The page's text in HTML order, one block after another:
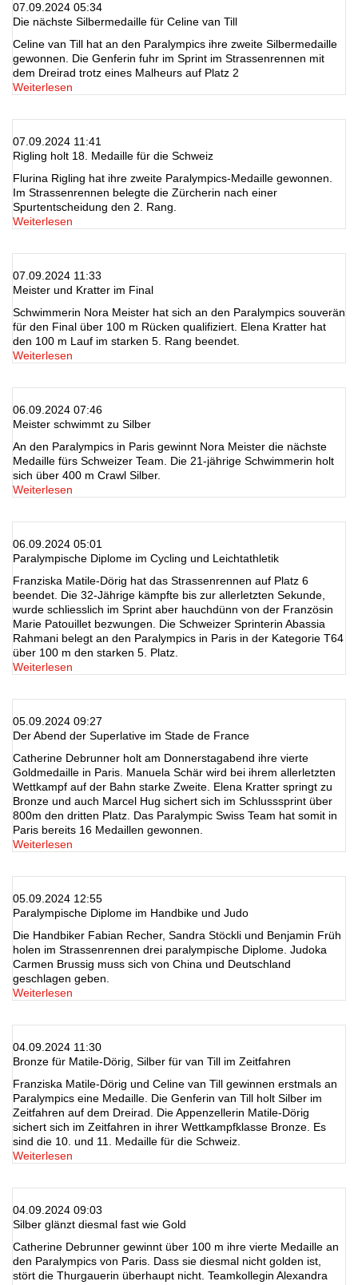
07.09.2024 05:34
Die nächste Silbermedaille für Celine van Till
Celine van Till hat an den Paralympics ihre zweite Silbermedaille
gewonnen. Die Genferin fuhr im Sprint im Strassenrennen mit
dem Dreirad trotz eines Malheurs auf Platz 2
Weiterlesen
07.09.2024 11:41
Rigling holt 18. Medaille für die Schweiz
Flurina Rigling hat ihre zweite Paralympics-Medaille gewonnen.
Im Strassenrennen belegte die Zürcherin nach einer
Spurtentscheidung den 2. Rang.
Weiterlesen
07.09.2024 11:33
Meister und Kratter im Final
Schwimmerin Nora Meister hat sich an den Paralympics souverän
für den Final über 100 m Rücken qualifiziert. Elena Kratter hat
den 100 m Lauf im starken 5. Rang beendet.
Weiterlesen
06.09.2024 07:46
Meister schwimmt zu Silber
An den Paralympics in Paris gewinnt Nora Meister die nächste
Medaille fürs Schweizer Team. Die 21-jährige Schwimmerin holt
sich über 400 m Crawl Silber.
Weiterlesen
06.09.2024 05:01
Paralympische Diplome im Cycling und Leichtathletik
Franziska Matile-Dörig hat das Strassenrennen auf Platz 6
beendet. Die 32-Jährige kämpfte bis zur allerletzten Sekunde,
wurde schliesslich im Sprint aber hauchdünn von der Französin
Marie Patouillet bezwungen. Die Schweizer Sprinterin Abassia
Rahmani belegt an den Paralympics in Paris in der Kategorie T64
über 100 m den starken 5. Platz.
Weiterlesen
05.09.2024 09:27
Der Abend der Superlative im Stade de France
Catherine Debrunner holt am Donnerstagabend ihre vierte
Goldmedaille in Paris. Manuela Schär wird bei ihrem allerletzten
Wettkampf auf der Bahn starke Zweite. Elena Kratter springt zu
Bronze und auch Marcel Hug sichert sich im Schlusssprint über
800m den dritten Platz. Das Paralympic Swiss Team hat somit in
Paris bereits 16 Medaillen gewonnen.
Weiterlesen
05.09.2024 12:55
Paralympische Diplome im Handbike und Judo
Die Handbiker Fabian Recher, Sandra Stöckli und Benjamin Früh
holen im Strassenrennen drei paralympische Diplome. Judoka
Carmen Brussig muss sich von China und Deutschland
geschlagen geben.
Weiterlesen
04.09.2024 11:30
Bronze für Matile-Dörig, Silber für van Till im Zeitfahren
Franziska Matile-Dörig und Celine van Till gewinnen erstmals an
Paralympics eine Medaille. Die Genferin van Till holt Silber im
Zeitfahren auf dem Dreirad. Die Appenzellerin Matile-Dörig
sichert sich im Zeitfahren in ihrer Wettkampfklasse Bronze. Es
sind die 10. und 11. Medaille für die Schweiz.
Weiterlesen
04.09.2024 09:03
Silber glänzt diesmal fast wie Gold
Catherine Debrunner gewinnt über 100 m ihre vierte Medaille an
den Paralympics von Paris. Dass sie diesmal nicht golden ist,
stört die Thurgauerin überhaupt nicht. Teamkollegin Alexandra